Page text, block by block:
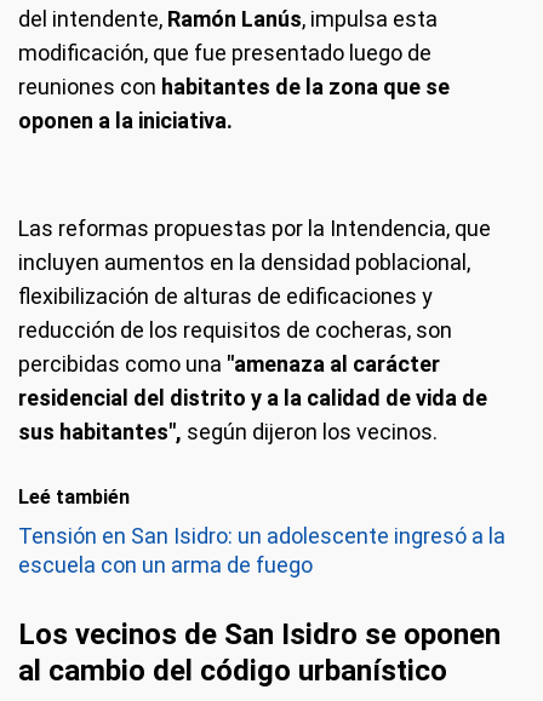
del intendente, Ramón Lanús, impulsa esta
modificación, que fue presentado luego de
reuniones con habitantes de la zona que se
oponen a la iniciativa.
Las reformas propuestas por la Intendencia, que
incluyen aumentos en la densidad poblacional,
flexibilización de alturas de edificaciones y
reducción de los requisitos de cocheras, son
percibidas como una "amenaza al carácter
residencial del distrito y a la calidad de vida de
sus habitantes", según dijeron los vecinos.
Leé también
Tensión en San Isidro: un adolescente ingresó a la
escuela con un arma de fuego
Los vecinos de San Isidro se oponen
al cambio del código urbanístico